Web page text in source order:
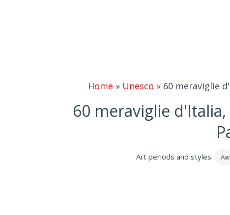
Home » Unesco » 60 meraviglie
60 meraviglie
Art periods and styles: